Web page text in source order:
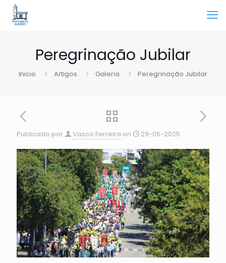
Peregrinação Jubilar
Inicio Artigos Galeria Peregrinação Jubilar
Publicado por Vasco Ferreira on 29-05-2025